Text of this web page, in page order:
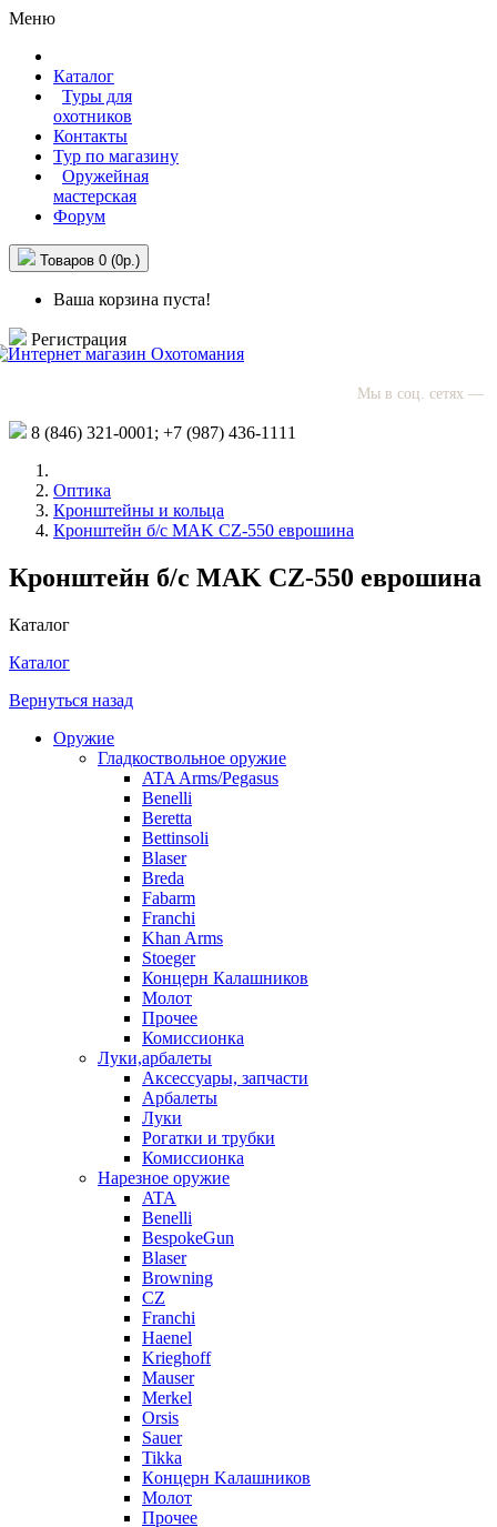
Меню
Каталог
Туры для
охотников
Контакты
Тур по магазину
Оружейная
мастерская
Форум
Товаров 0 (0р.)
Ваша корзина пуста!
Регистрация
Мы в соц. сетях —
8 (846) 321-0001; +7 (987) 436-1111
Оптика
Кронштейны и кольца
Кронштейн б/с MAK CZ-550 еврошина
Кронштейн б/с MAK CZ-550 еврошина
Каталог
Каталог
Вернуться назад
Оружие
Гладкоствольное оружие
ATA Arms/Pegasus
Benelli
Beretta
Bettinsoli
Blaser
Breda
Fabarm
Franchi
Khan Arms
Stoeger
Концерн Калашников
Молот
Прочее
Комиссионка
Луки,арбалеты
Аксессуары, запчасти
Арбалеты
Луки
Рогатки и трубки
Комиссионка
Нарезное оружие
ATA
Benelli
BespokeGun
Blaser
Browning
CZ
Franchi
Haenel
Krieghoff
Mauser
Merkel
Orsis
Sauer
Tikka
Кoнцеpн Kалашников
Молот
Прочее